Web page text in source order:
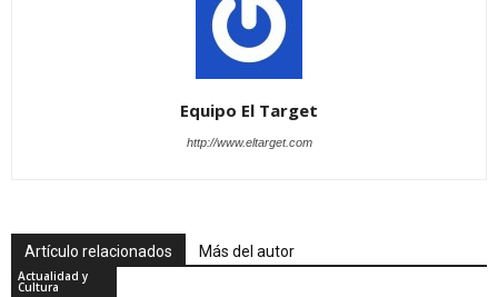
Equipo El Target
http://www.eltarget.com
Artículo relacionados Más del autor
Actualidad y
Cultura